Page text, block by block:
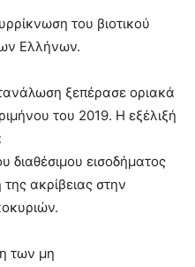
του βιοτικού
Ελλήνων.
ξεπέρασε οριακά
του 2019. Η εξέλιξή
διαθέσιμου εισοδήματος
ακρίβειας στην
των μη